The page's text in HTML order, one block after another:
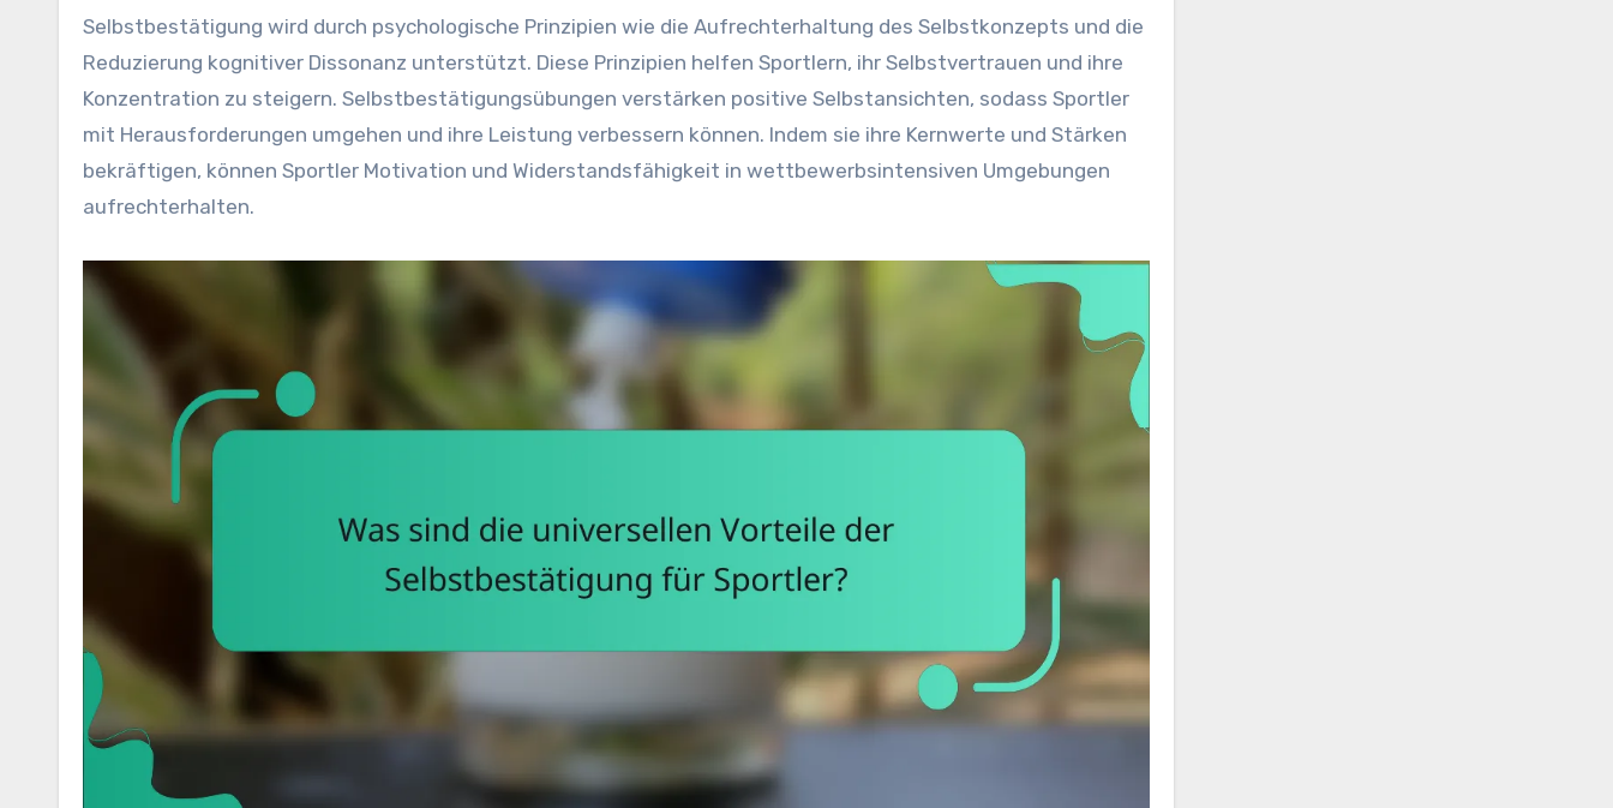
Selbstbestätigung wird durch psychologische Prinzipien wie die Aufrechterhaltung des Selbstkonzepts und die
Reduzierung kognitiver Dissonanz unterstützt. Diese Prinzipien helfen Sportlern, ihr Selbstvertrauen und ihre
Konzentration zu steigern. Selbstbestätigungsübungen verstärken positive Selbstansichten, sodass Sportler
mit Herausforderungen umgehen und ihre Leistung verbessern können. Indem sie ihre Kernwerte und Stärken
bekräftigen, können Sportler Motivation und Widerstandsfähigkeit in wettbewerbsintensiven Umgebungen
aufrechterhalten.